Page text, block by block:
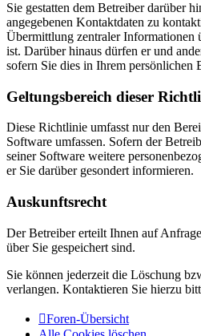
Sie gestatten dem Betreiber darüber
angegebenen Kontaktdaten zu
Übermittlung zentraler Informationen
ist. Darüber hinaus dürfen er und
sofern Sie dies in Ihrem persönlichen
Geltungsbereich dieser
Diese Richtlinie umfasst nur den
Software umfassen. Sofern der
seiner Software weitere
er Sie darüber gesondert informieren.
Auskunftsrecht
Der Betreiber erteilt Ihnen auf
über Sie gespeichert sind.
Sie können jederzeit die Löschung
verlangen. Kontaktieren Sie hierzu
Foren-Übersicht